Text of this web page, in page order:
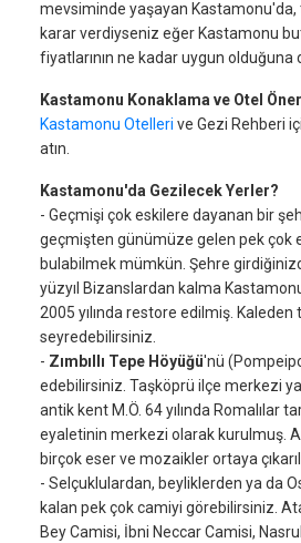
mevsiminde yaşayan
karar verdiyseniz eğer Kastamonu
fiyatlarının ne kadar uygun olduğuna
Kastamonu Konaklama ve Otel
Kastamonu Otelleri ve Gezi Rehberi
atın.
Kastamonu'da Gezilecek Yerler?
- Geçmişi çok eskilere dayanan bir
geçmişten günümüze gelen pek çok
bulabilmek mümkün. Şehre
yüzyıl Bizanslardan kalma Kastamonu
2005 yılında restore edilmiş. Kaleden
seyredebilirsiniz.
- Zımbıllı Tepe Höyüğü'nü
edebilirsiniz. Taşköprü ilçe merkezi
antik kent M.Ö. 64 yılında Romalılar
eyaletinin merkezi olarak kurulmuş.
birçok eser ve mozaikler ortaya
- Selçuklulardan, beyliklerden ya da
kalan pek çok camiyi görebilirsiniz.
Bey Camisi, İbni Neccar Camisi,